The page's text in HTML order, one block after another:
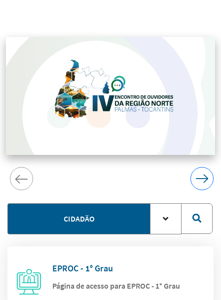
CIDADÃO
EPROC - 1° Grau
Página de acesso para EPROC - 1° Grau